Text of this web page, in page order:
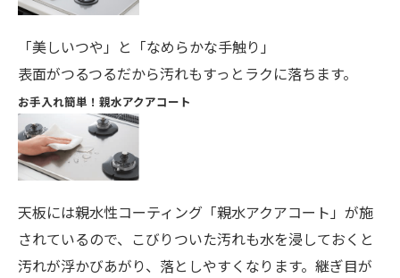
「美しいつや」と「なめらかな手触り」
表面がつるつるだから汚れもすっとラクに落ちます。
お手入れ簡単！親水アクアコート
天板には親水性コーティング「親水アクアコート」が施
されているので、こびりついた汚れも水を浸しておくと
汚れが浮かびあがり、落としやすくなります。継ぎ目が